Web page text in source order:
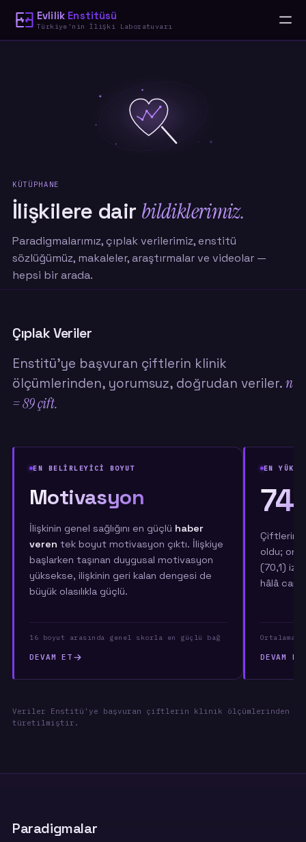
Evlilik Enstitüsü
Türkiye'nin İlişki Laboratuvarı
KÜTÜPHANE
İlişkilere dair bildiklerimiz.
Paradigmalarımız, çıplak verilerimiz, enstitü
sözlüğümüz, makaleler, araştırmalar ve videolar —
hepsi bir arada.
Çıplak Veriler
Enstitü'ye başvuran çiftlerin klinik
ölçümlerinden, yorumsuz, doğrudan veriler. n
= 89 çift.
EN BELİRLEYİCİ BOYUT
Motivasyon
İlişkinin genel sağlığını en güçlü haber
veren tek boyut motivasyon çıktı. İlişkiye
başlarken taşınan duygusal motivasyon
yüksekse, ilişkinin geri kalan dengesi de
büyük olasılıkla güçlü.
16 boyut arasında genel skorla en güçlü bağ
DEVAM ET
EN
Çiftlerin
oldu; onu
(70,1)
hâlâ canlı.
Ortalama
DEVAM ET
Veriler Enstitü'ye başvuran çiftlerin klinik ölçümlerinden
türetilmiştir.
Paradigmalar